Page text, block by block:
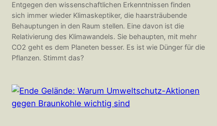
Entgegen den wissenschaftlichen Erkenntnissen finden
sich immer wieder Klimaskeptiker, die haarsträubende
Behauptungen in den Raum stellen. Eine davon ist die
Relativierung des Klimawandels. Sie behaupten, mit mehr
CO2 geht es dem Planeten besser. Es ist wie Dünger für die
Pflanzen. Stimmt das?